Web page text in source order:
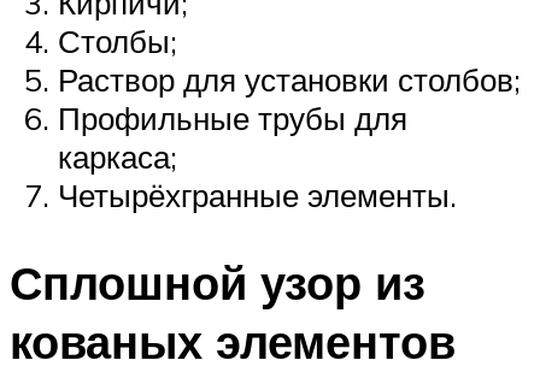
Столбы;
Раствор для установки столбов;
Профильные трубы для
каркаса;
Четырёхгранные элементы.
Сплошной узор из
кованых элементов